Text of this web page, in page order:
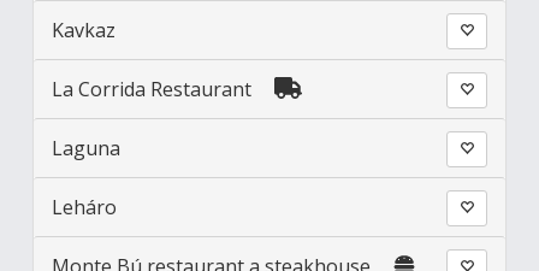
Kavkaz
La Corrida Restaurant
Laguna
Leháro